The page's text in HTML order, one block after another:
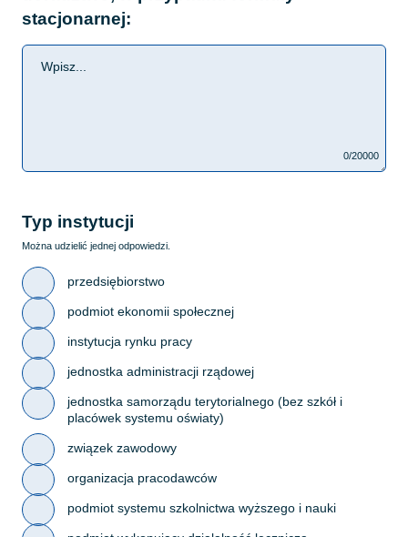
stacjonarnej:
0/20000
Typ instytucji
Można udzielić jednej odpowiedzi.
przedsiębiorstwo
podmiot ekonomii społecznej
instytucja rynku pracy
jednostka administracji rządowej
jednostka samorządu terytorialnego (bez szkół i
placówek systemu oświaty)
związek zawodowy
organizacja pracodawców
podmiot systemu szkolnictwa wyższego i nauki